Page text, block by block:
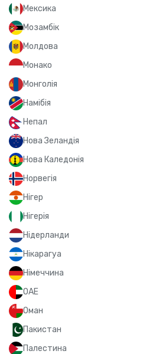
Мексика
Мозамбік
Молдова
Монако
Монголія
Намібія
Непал
Нова Зеландія
Нова Каледонія
Норвегія
Нігер
Нігерія
Нідерланди
Нікарагуа
Німеччина
ОАЕ
Оман
Пакистан
Палестина